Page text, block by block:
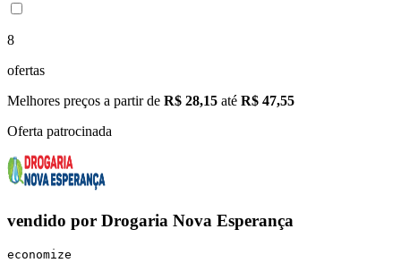
8
ofertas
Melhores preços a partir de R$ 28,15 até R$ 47,55
Oferta patrocinada
vendido por Drogaria Nova Esperança
economize